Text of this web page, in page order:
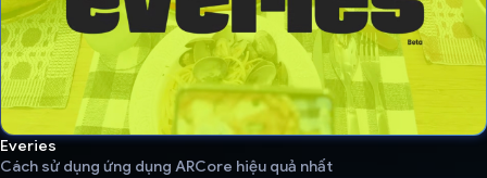
Everies
Cách sử dụng ứng dụng ARCore hiệu quả nhất